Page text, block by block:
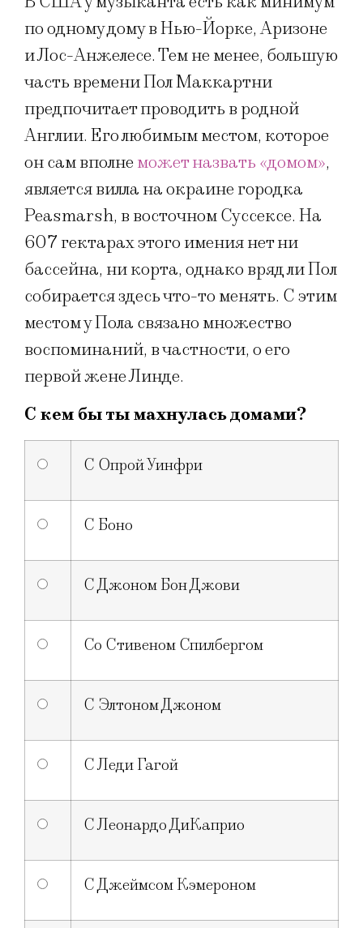
по одному дому в Нью-Йорке, Аризоне
и Лос-Анжелесе. Тем не менее, большую
часть времени Пол Маккартни
предпочитает проводить в родной
Англии. Его любимым местом, которое
он сам вполнеможет назвать «домом»,
является вилла на окраине городка
Peasmarsh, в восточном Суссексе. На
607 гектарах этого имения нет ни
бассейна, ни корта, однако вряд ли Пол
собирается здесь что-то менять. С этим
местом у Пола связано множество
воспоминаний, в частности, о его
первой жене Линде.
С кем бы ты махнулась домами?
С Опрой Уинфри
С Боно
С Джоном Бон Джови
Со Стивеном Спилбергом
С Элтоном Джоном
С Леди Гагой
С Леонардо ДиКаприо
С Джеймсом Кэмероном